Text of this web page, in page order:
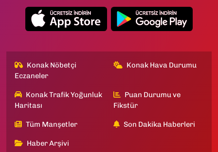
Konak Nöbetçi
Eczaneler
Konak Hava Durumu
Konak Trafik Yoğunluk
Haritası
Puan Durumu ve
Fikstür
Tüm Manşetler Son Dakika Haberleri
Haber Arşivi